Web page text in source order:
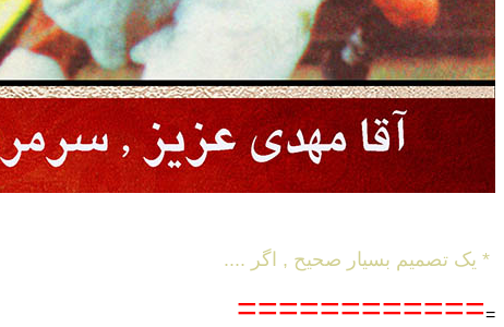
* یک تصمیم بسیار صحیح , اگر ....
=
============